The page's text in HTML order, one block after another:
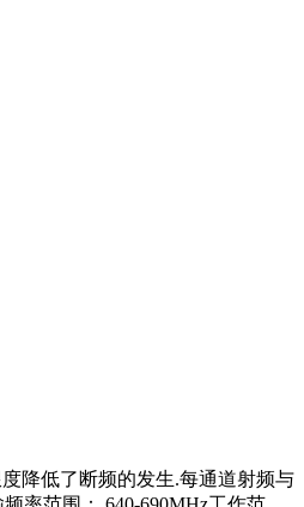
降低了断频的发生.每通道射频与